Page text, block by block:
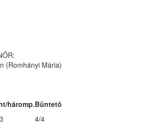
(Romhányi Mária)
háromp.Büntető
4/4